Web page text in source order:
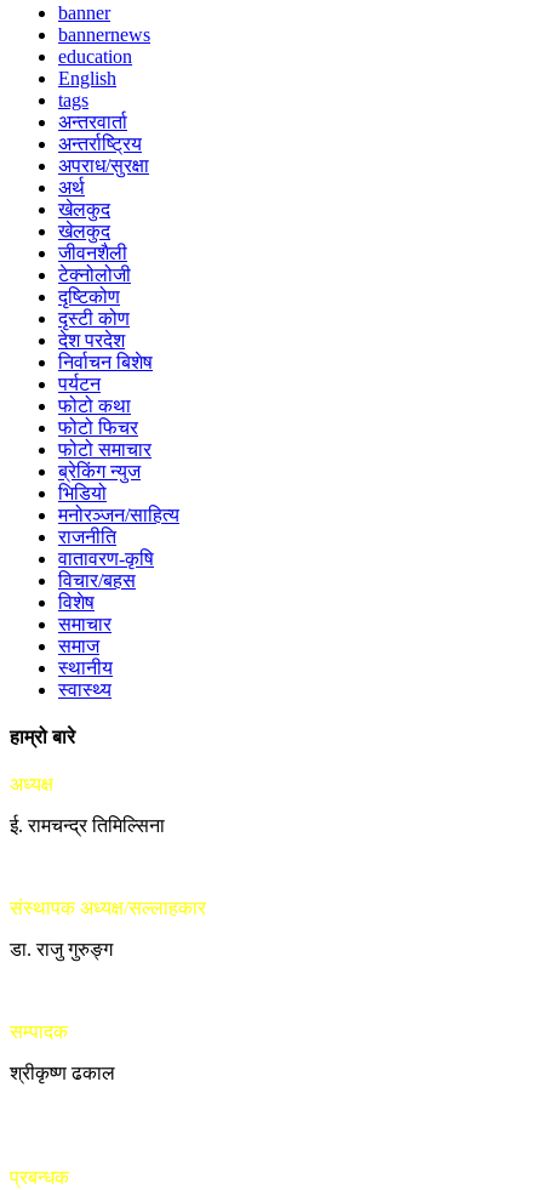
banner
bannernews
education
English
tags
अन्तरवार्ता
अन्तर्राष्ट्रिय
अपराध/सुरक्षा
अर्थ
खेलकुद
खेलकुद
जीवनशैली
टेक्नोलोजी
दृष्टिकोण
दृस्टी कोण
देश परदेश
निर्वाचन बिशेष
पर्यटन
फोटो कथा
फोटो फिचर
फोटो समाचार
ब्रेकिंग न्युज
भिडियो
मनोरञ्जन/साहित्य
राजनीति
वातावरण-कृषि
विचार/बहस
विशेष
समाचार
समाज
स्थानीय
स्वास्थ्य
हाम्रो बारे
अध्यक्ष
ई. रामचन्द्र तिमिल्सिना
संस्थापक अध्यक्ष/सल्लाहकार
डा. राजु गुरुङ्ग
सम्पादक
श्रीकृष्ण ढकाल
प्रबन्धक